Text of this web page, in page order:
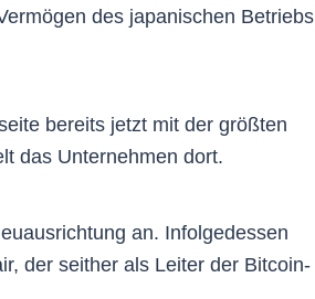
des japanischen Betriebs
bereits jetzt mit der größten
das Unternehmen dort.
an. Infolgedessen
der seither als Leiter der Bitcoin-